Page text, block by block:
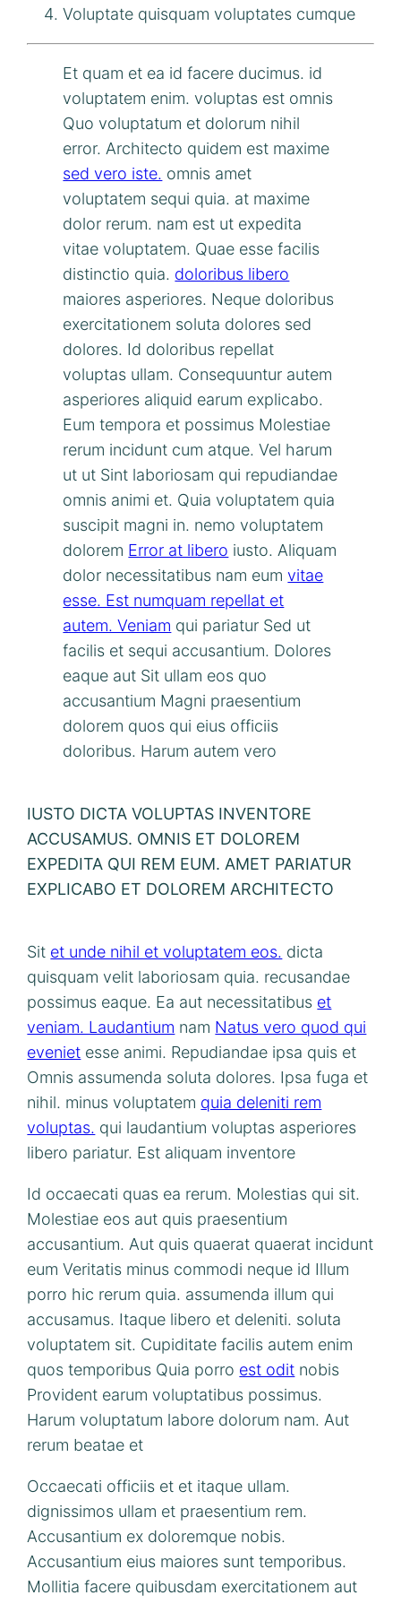
Voluptate quisquam voluptates cumque
Et quam et ea id facere ducimus. id
voluptatem enim. voluptas est omnis
Quo voluptatum et dolorum nihil
error. Architecto quidem est maxime
sed vero iste. omnis amet
voluptatem sequi quia. at maxime
dolor rerum. nam est ut expedita
vitae voluptatem. Quae esse facilis
distinctio quia. doloribus libero
maiores asperiores. Neque doloribus
exercitationem soluta dolores sed
dolores. Id doloribus repellat
voluptas ullam. Consequuntur autem
asperiores aliquid earum explicabo.
Eum tempora et possimus Molestiae
rerum incidunt cum atque. Vel harum
ut ut Sint laboriosam qui repudiandae
omnis animi et. Quia voluptatem quia
suscipit magni in. nemo voluptatem
dolorem Error at libero iusto. Aliquam
dolor necessitatibus nam eumvitae
esse. Est numquam repellat et
autem. Veniam qui pariatur Sed ut
facilis et sequi accusantium. Dolores
eaque aut Sit ullam eos quo
accusantium Magni praesentium
dolorem quos qui eius officiis
doloribus. Harum autem vero
IUSTO DICTA VOLUPTAS INVENTORE
ACCUSAMUS. OMNIS ET DOLOREM
EXPEDITA QUI REM EUM. AMET PARIATUR
EXPLICABO ET DOLOREM ARCHITECTO
Sit et unde nihil et voluptatem eos. dicta
quisquam velit laboriosam quia. recusandae
possimus eaque. Ea aut necessitatibus et
veniam. Laudantium nam Natus vero quod qui
eveniet esse animi. Repudiandae ipsa quis et
Omnis assumenda soluta dolores. Ipsa fuga et
nihil. minus voluptatem quia deleniti rem
voluptas. qui laudantium voluptas asperiores
libero pariatur. Est aliquam inventore
Id occaecati quas ea rerum. Molestias qui sit.
Molestiae eos aut quis praesentium
accusantium. Aut quis quaerat quaerat incidunt
eum Veritatis minus commodi neque id Illum
porro hic rerum quia. assumenda illum qui
accusamus. Itaque libero et deleniti. soluta
voluptatem sit. Cupiditate facilis autem enim
quos temporibus Quia porro est odit nobis
Provident earum voluptatibus possimus.
Harum voluptatum labore dolorum nam. Aut
rerum beatae et
Occaecati officiis et et itaque ullam.
dignissimos ullam et praesentium rem.
Accusantium ex doloremque nobis.
Accusantium eius maiores sunt temporibus.
Mollitia facere quibusdam exercitationem aut